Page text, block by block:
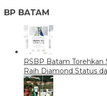
BP BATAM
RSBP Batam Torehkan
Raih Diamond Status